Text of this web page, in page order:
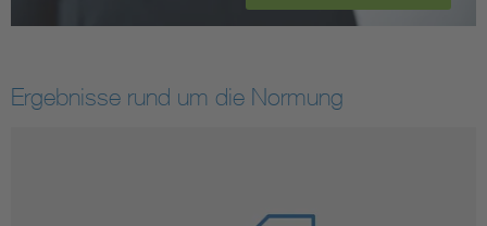
Ergebnisse rund um die Normung